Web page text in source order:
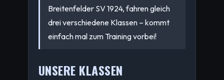
Breitenfelder SV 1924, fahren gleich
drei verschiedene Klassen – kommt
einfach mal zum Training vorbei!
UNSERE KLASSEN